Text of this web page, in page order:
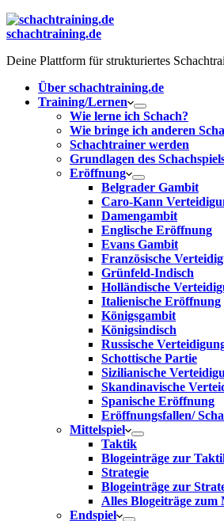
schachtraining.de
Deine Plattform für strukturiertes
Über schachtraining.de
Training/Lernen
Wie lerne ich Schach?
Wie bringe ich anderen
Schachtrainer werden
Grundlagen des
Eröffnung
Belgrader Gambit
Caro-Kann
Damengambit
Englische Eröffnung
Evans Gambit
Französische
Grünfeld-Indisch
Holländische
Italienische Eröffnung
Königsgambit
Königsindisch
Russische
Schottische Partie
Sizilianische
Skandinavische
Spanische Eröffnung
Eröffnungsfallen/
Mittelspiel
Taktik
Blogeinträge zur
Strategie
Blogeinträge zur
Alles Blogeiträge zum
Endspiel